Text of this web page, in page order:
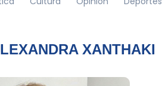
XANTHAKI